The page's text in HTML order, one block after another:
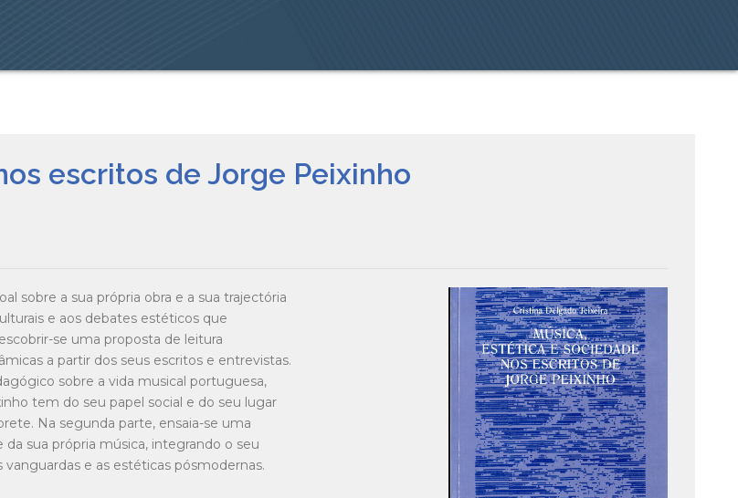
escritos de Jorge Peixinho
sobre a sua própria obra e a sua trajectória
e aos debates estéticos que
se uma proposta de leitura
a partir dos seus escritos e entrevistas.
sobre a vida musical portuguesa,
tem do seu papel social e do seu lugar
Na segunda parte, ensaia-se uma
sua própria música, integrando o seu
e as estéticas pósmodernas.